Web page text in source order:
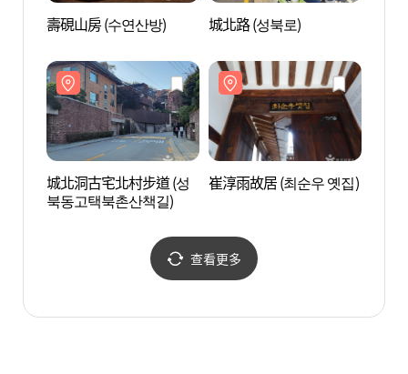
壽硯山房 (수연산방) 城北路 (성북로)
城北洞古宅北村步道 (성
북동고택북촌산책길)
崔淳雨故居 (최순우 옛집)
查看更多